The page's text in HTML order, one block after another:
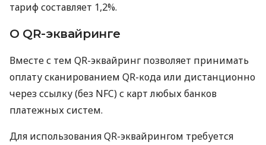
тариф составляет 1,2%.
О QR-эквайринге
Вместе с тем QR-эквайринг позволяет принимать
оплату сканированием QR-кода или дистанционно
через ссылку (без NFC) с карт любых банков
платежных систем.
Для использования QR-эквайрингом требуется